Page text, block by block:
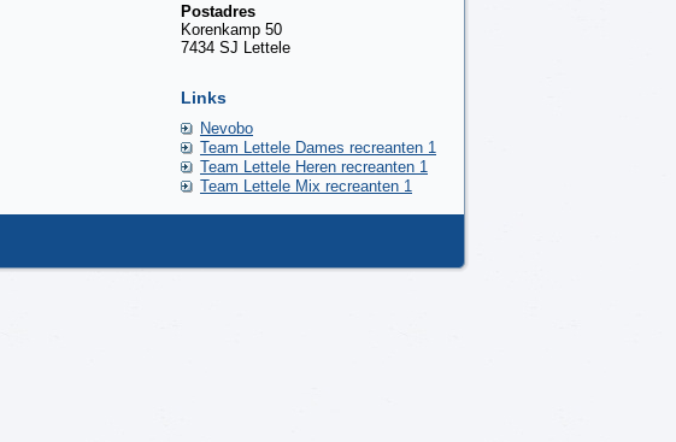
Postadres
Korenkamp 50
7434 SJ Lettele
Links
Nevobo
Team Lettele Dames recreanten 1
Team Lettele Heren recreanten 1
Team Lettele Mix recreanten 1